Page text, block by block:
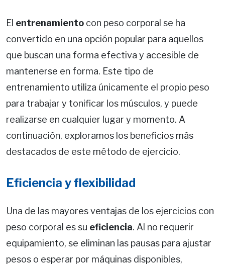
El entrenamiento con peso corporal se ha
convertido en una opción popular para aquellos
que buscan una forma efectiva y accesible de
mantenerse en forma. Este tipo de
entrenamiento utiliza únicamente el propio peso
para trabajar y tonificar los músculos, y puede
realizarse en cualquier lugar y momento. A
continuación, exploramos los beneficios más
destacados de este método de ejercicio.
Eficiencia y flexibilidad
Una de las mayores ventajas de los ejercicios con
peso corporal es su eficiencia. Al no requerir
equipamiento, se eliminan las pausas para ajustar
pesos o esperar por máquinas disponibles,